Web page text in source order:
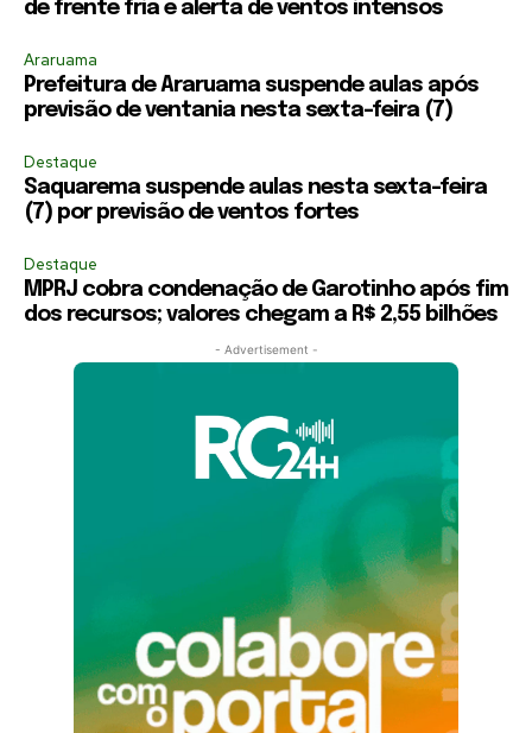
de frente fria e alerta de ventos intensos
Araruama
Prefeitura de Araruama suspende aulas após
previsão de ventania nesta sexta-feira (7)
Destaque
Saquarema suspende aulas nesta sexta-feira
(7) por previsão de ventos fortes
Destaque
MPRJ cobra condenação de Garotinho após fim
dos recursos; valores chegam a R$ 2,55 bilhões
- Advertisement -